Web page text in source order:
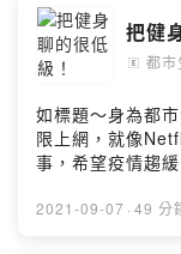
把健
🄴 都市
如標題～身為都
限上網，就像
事，希望疫情趨
2021-09-07 · 49 分